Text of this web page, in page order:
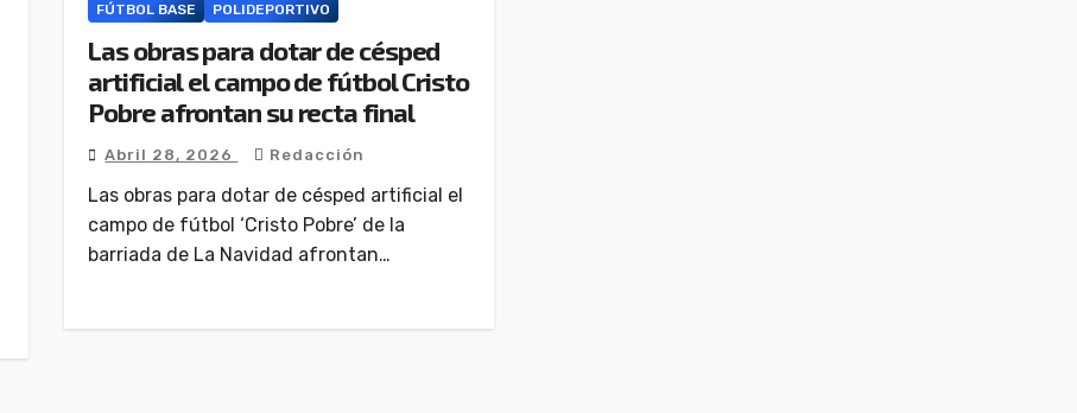
FÚTBOL BASE POLIDEPORTIVO
Las obras para dotar de césped
artificial el campo de fútbol Cristo
Pobre afrontan su recta final
Abril 28, 2026 Redacción
Las obras para dotar de césped artificial el
campo de fútbol ‘Cristo Pobre’ de la
barriada de La Navidad afrontan…